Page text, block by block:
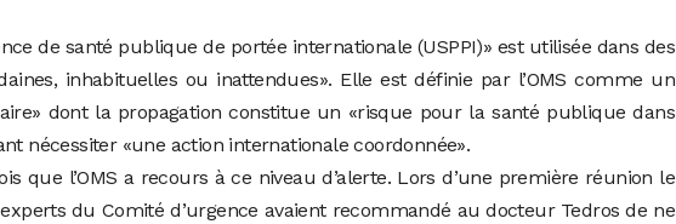
de santé publique de portée internationale (USPPI)» est utilisée dans des
inhabituelles ou inattendues». Elle est définie par l’OMS comme un
dont la propagation constitue un «risque pour la santé publique dans
nécessiter «une action internationale coordonnée».
que l’OMS a recours à ce niveau d’alerte. Lors d’une première réunion le
du Comité d’urgence avaient recommandé au docteur Tedros de ne